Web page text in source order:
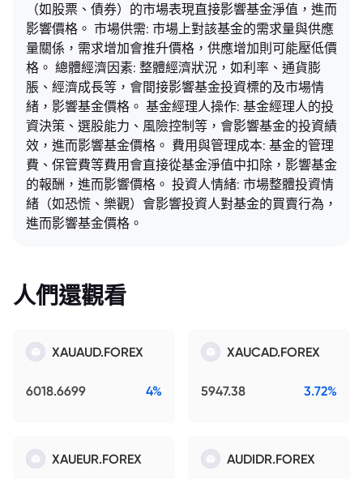
（如股票、債券）的市場表現直接影響基金淨值，進而
影響價格。 市場供需: 市場上對該基金的需求量與供應
量關係，需求增加會推升價格，供應增加則可能壓低價
格。 總體經濟因素: 整體經濟狀況，如利率、通貨膨
脹、經濟成長等，會間接影響基金投資標的及市場情
緒，影響基金價格。 基金經理人操作: 基金經理人的投
資決策、選股能力、風險控制等，會影響基金的投資績
效，進而影響基金價格。 費用與管理成本: 基金的管理
費、保管費等費用會直接從基金淨值中扣除，影響基金
的報酬，進而影響價格。 投資人情緒: 市場整體投資情
緒（如恐慌、樂觀）會影響投資人對基金的買賣行為，
進而影響基金價格。
人們還觀看
XAUAUD.FOREX
6018.6699 4%
XAUCAD.FOREX
5947.38 3.72%
XAUEUR.FOREX AUDIDR.FOREX